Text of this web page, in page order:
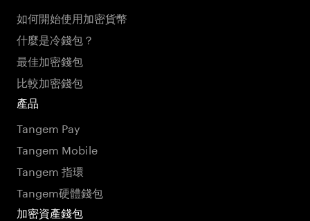
如何開始使用加密貨幣
什麼是冷錢包？
最佳加密錢包
比較加密錢包
產品
Tangem Pay
Tangem Mobile
Tangem 指環
Tangem硬體錢包
加密資產錢包